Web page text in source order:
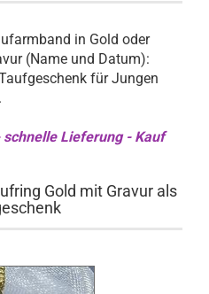
in Gold oder
(Name und Datum):
für Jungen
Lieferung - Kauf
Gold mit Gravur als